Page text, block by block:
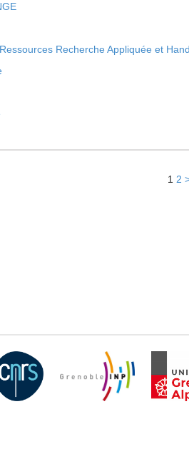
Recherche Appliquée et
1 2